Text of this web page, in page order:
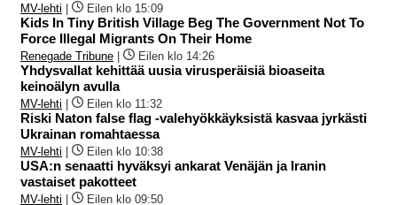
MV-lehti Eilen klo 15:09
Kids In Tiny British Village Beg The Government Not To
Force Illegal Migrants On Their Home
Renegade Tribune Eilen klo 14:26
Yhdysvallat kehittää uusia virusperäisiä bioaseita
keinoälyn avulla
MV-lehti Eilen klo 11:32
Riski Naton false flag -valehyökkäyksistä kasvaa jyrkästi
Ukrainan romahtaessa
MV-lehti Eilen klo 10:38
USA:n senaatti hyväksyi ankarat Venäjän ja Iranin
vastaiset pakotteet
MV-lehti Eilen klo 09:50